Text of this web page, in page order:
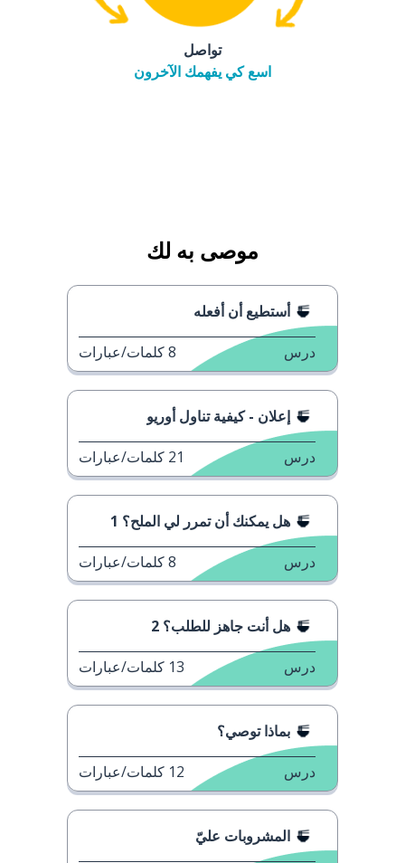
تواصل
اسع كي يفهمك الآخرون
موصى به لك
أستطيع أن أفعله
درس 8كلمات/عبارات
إعلان - كيفية تناول أوريو
درس 21 كلمات/عبارات
هل يمكنك أن تمرر لي الملح؟ 1
درس 8كلمات/عبارات
هل أنت جاهز للطلب؟ 2
درس 13 كلمات/عبارات
بماذا توصي؟
درس 12 كلمات/عبارات
المشروبات عليّ